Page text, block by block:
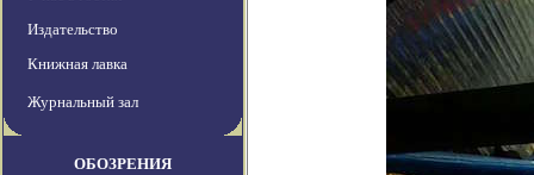
Издательство
Книжная лавка
Журнальный зал
ОБОЗРЕНИЯ